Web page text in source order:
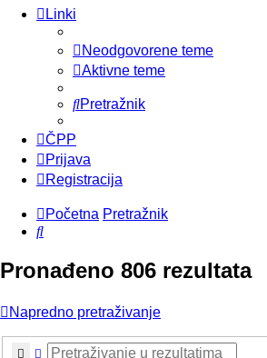
Linki
Neodgovorene teme
Aktivne teme
Pretražnik
ČPP
Prijava
Registracija
Početna Pretražnik
Pretražnik
Pronađeno 806 rezultata
Napredno pretraživanje
Pretražnik
Napredno pretraživanje